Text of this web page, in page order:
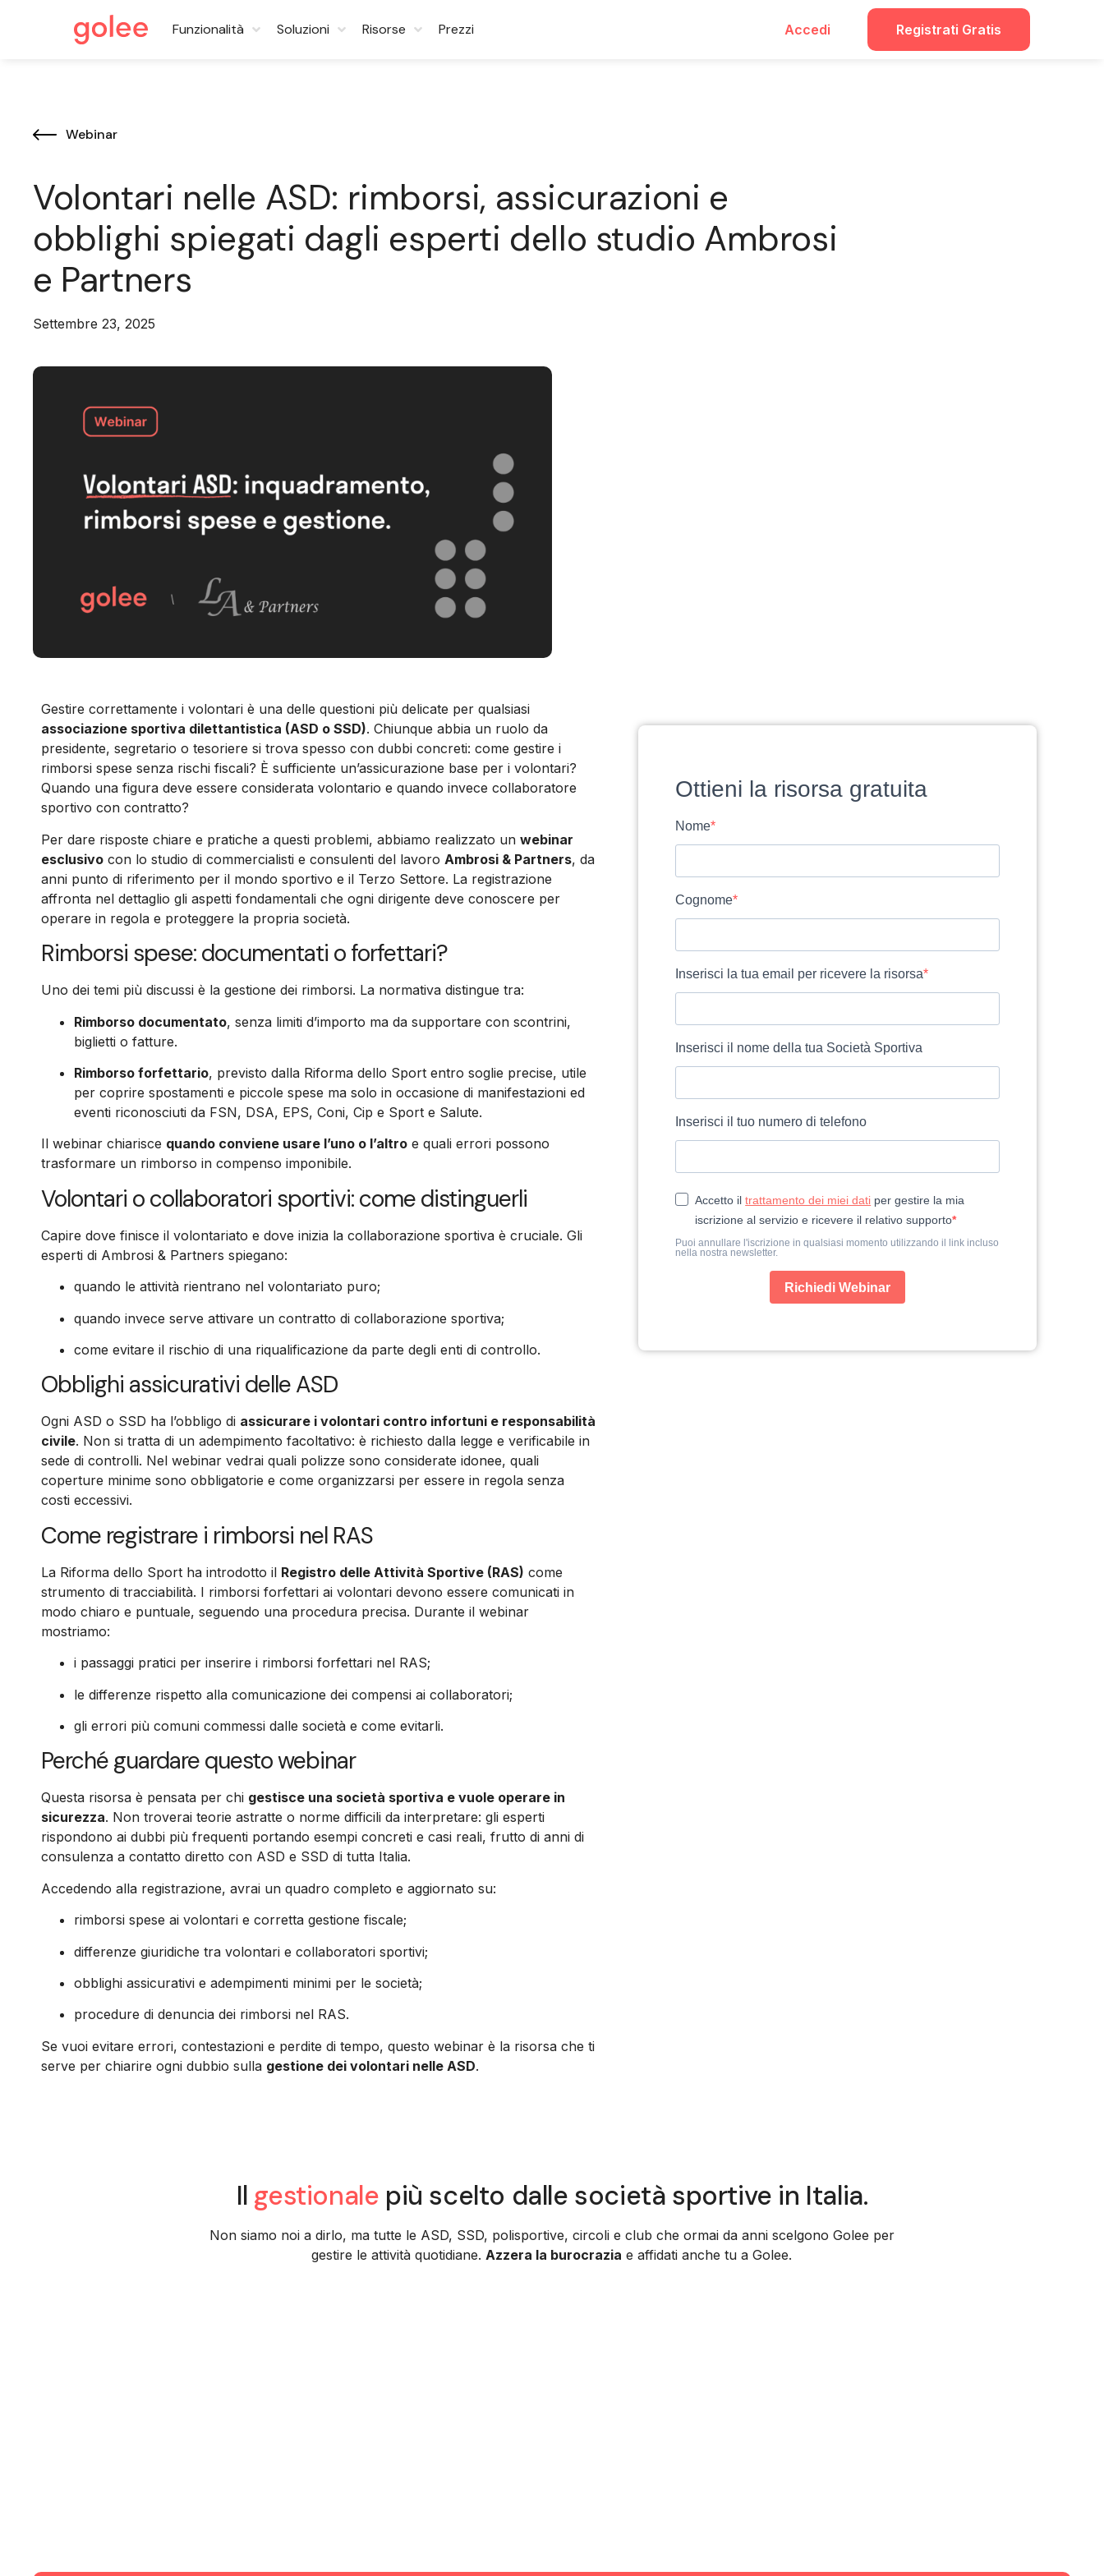
Funzionalità Soluzioni Risorse Prezzi Accedi Registrati Gratis
Webinar
Volontari nelle ASD: rimborsi, assicurazioni e
obblighi spiegati dagli esperti dello studio Ambrosi
e Partners
Settembre 23, 2025
Gestire correttamente i volontari è una delle questioni più delicate per qualsiasi
associazione sportiva dilettantistica (ASD o SSD). Chiunque abbia un ruolo da
presidente, segretario o tesoriere si trova spesso con dubbi concreti: come gestire i
rimborsi spese senza rischi fiscali? È sufficiente un’assicurazione base per i volontari?
Quando una figura deve essere considerata volontario e quando invece collaboratore
sportivo con contratto?
Per dare risposte chiare e pratiche a questi problemi, abbiamo realizzato un webinar
esclusivo con lo studio di commercialisti e consulenti del lavoro Ambrosi & Partners, da
anni punto di riferimento per il mondo sportivo e il Terzo Settore. La registrazione
affronta nel dettaglio gli aspetti fondamentali che ogni dirigente deve conoscere per
operare in regola e proteggere la propria società.
Rimborsi spese: documentati o forfettari?
Uno dei temi più discussi è la gestione dei rimborsi. La normativa distingue tra:
Rimborso documentato, senza limiti d’importo ma da supportare con scontrini,
biglietti o fatture.
Rimborso forfettario, previsto dalla Riforma dello Sport entro soglie precise, utile
per coprire spostamenti e piccole spese ma solo in occasione di manifestazioni ed
eventi riconosciuti da FSN, DSA, EPS, Coni, Cip e Sport e Salute.
Il webinar chiarisce quando conviene usare l’uno o l’altro e quali errori possono
trasformare un rimborso in compenso imponibile.
Volontari o collaboratori sportivi: come distinguerli
Capire dove finisce il volontariato e dove inizia la collaborazione sportiva è cruciale. Gli
esperti di Ambrosi & Partners spiegano:
quando le attività rientrano nel volontariato puro;
quando invece serve attivare un contratto di collaborazione sportiva;
come evitare il rischio di una riqualificazione da parte degli enti di controllo.
Obblighi assicurativi delle ASD
Ogni ASD o SSD ha l’obbligo di assicurare i volontari contro infortuni e responsabilità
civile. Non si tratta di un adempimento facoltativo: è richiesto dalla legge e verificabile in
sede di controlli. Nel webinar vedrai quali polizze sono considerate idonee, quali
coperture minime sono obbligatorie e come organizzarsi per essere in regola senza
costi eccessivi.
Come registrare i rimborsi nel RAS
La Riforma dello Sport ha introdotto il Registro delle Attività Sportive (RAS) come
strumento di tracciabilità. I rimborsi forfettari ai volontari devono essere comunicati in
modo chiaro e puntuale, seguendo una procedura precisa. Durante il webinar
mostriamo:
i passaggi pratici per inserire i rimborsi forfettari nel RAS;
le differenze rispetto alla comunicazione dei compensi ai collaboratori;
gli errori più comuni commessi dalle società e come evitarli.
Perché guardare questo webinar
Questa risorsa è pensata per chi gestisce una società sportiva e vuole operare in
sicurezza. Non troverai teorie astratte o norme difficili da interpretare: gli esperti
rispondono ai dubbi più frequenti portando esempi concreti e casi reali, frutto di anni di
consulenza a contatto diretto con ASD e SSD di tutta Italia.
Accedendo alla registrazione, avrai un quadro completo e aggiornato su:
rimborsi spese ai volontari e corretta gestione fiscale;
differenze giuridiche tra volontari e collaboratori sportivi;
obblighi assicurativi e adempimenti minimi per le società;
procedure di denuncia dei rimborsi nel RAS.
Se vuoi evitare errori, contestazioni e perdite di tempo, questo webinar è la risorsa che ti
serve per chiarire ogni dubbio sulla gestione dei volontari nelle ASD.
Ottieni la risorsa gratuita
Nome
Cognome
Inserisci la tua email per ricevere la risorsa
Inserisci il nome della tua Società Sportiva
Inserisci il tuo numero di telefono
Accetto iltrattamento dei miei dati per gestire la mia
iscrizione al servizio e ricevere il relativo supporto
Puoi annullare l'iscrizione in qualsiasi momento utilizzando il link incluso
nella nostra newsletter.
Richiedi Webinar
Il gestionale più scelto dalle società sportive in Italia.
Non siamo noi a dirlo, ma tutte le ASD, SSD, polisportive, circoli e club che ormai da anni scelgono Golee per
gestire le attività quotidiane.Azzera la burocrazia e affidati anche tu a Golee.